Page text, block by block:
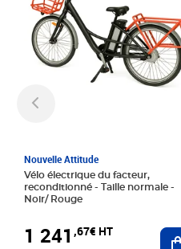
Nouvelle Attitude
Vélo électrique du facteur,
reconditionné - Taille normale -
Noir/ Rouge
1 241 ,67€ HT